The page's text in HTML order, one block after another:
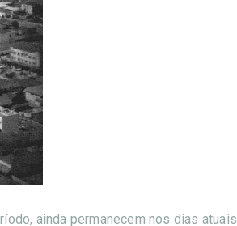
ainda permanecem nos dias atuais.